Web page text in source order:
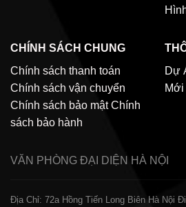
CHÍNH SÁCH CHUNG
Chính sách thanh toán
Chính sách vận chuyển
Chính sách bảo mật Chính
sách bảo hành
Dự
Mới
VĂN PHÒNG ĐẠI DIỆN HÀ NỘI
Địa Chỉ: 72a Hồng Tiến Long Biên Hà Nội